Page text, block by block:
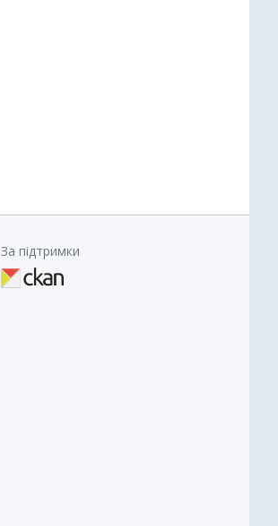
За підтримки